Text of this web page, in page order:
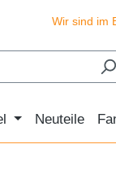
Wir sind im
Neuteile